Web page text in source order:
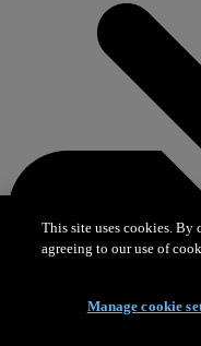
Download PNG 437,8 KB
This site uses cookies. By
agreeing to our use of
Manage cookie